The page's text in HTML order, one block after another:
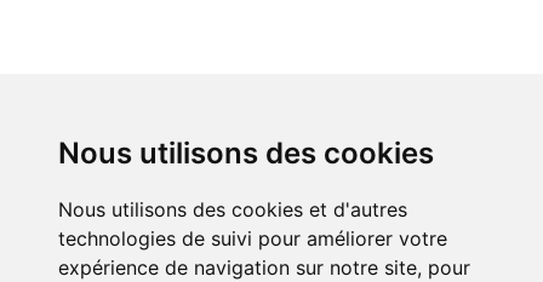
Nous utilisons des cookies
Nous utilisons des cookies et d'autres
technologies de suivi pour améliorer votre
expérience de navigation sur notre site, pour